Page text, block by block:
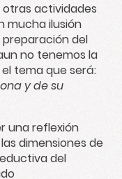
actividades
mucha ilusión
del
no tenemos la
tema que será:
y de su
una reflexión
dimensiones de
del